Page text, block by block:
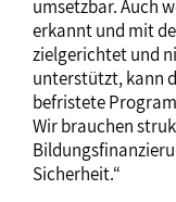
umsetzbar. Auch
erkannt und mit
zielgerichtet und
unterstützt, kann
befristete
Wir brauchen
Sicherheit.“